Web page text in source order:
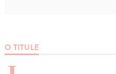
O TITULE